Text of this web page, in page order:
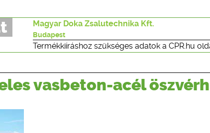
Magyar Doka Zsalutechnika Kft.
Budapest
Termékkiíráshoz szükséges adatok a CPR.hu
vasbeton-acél